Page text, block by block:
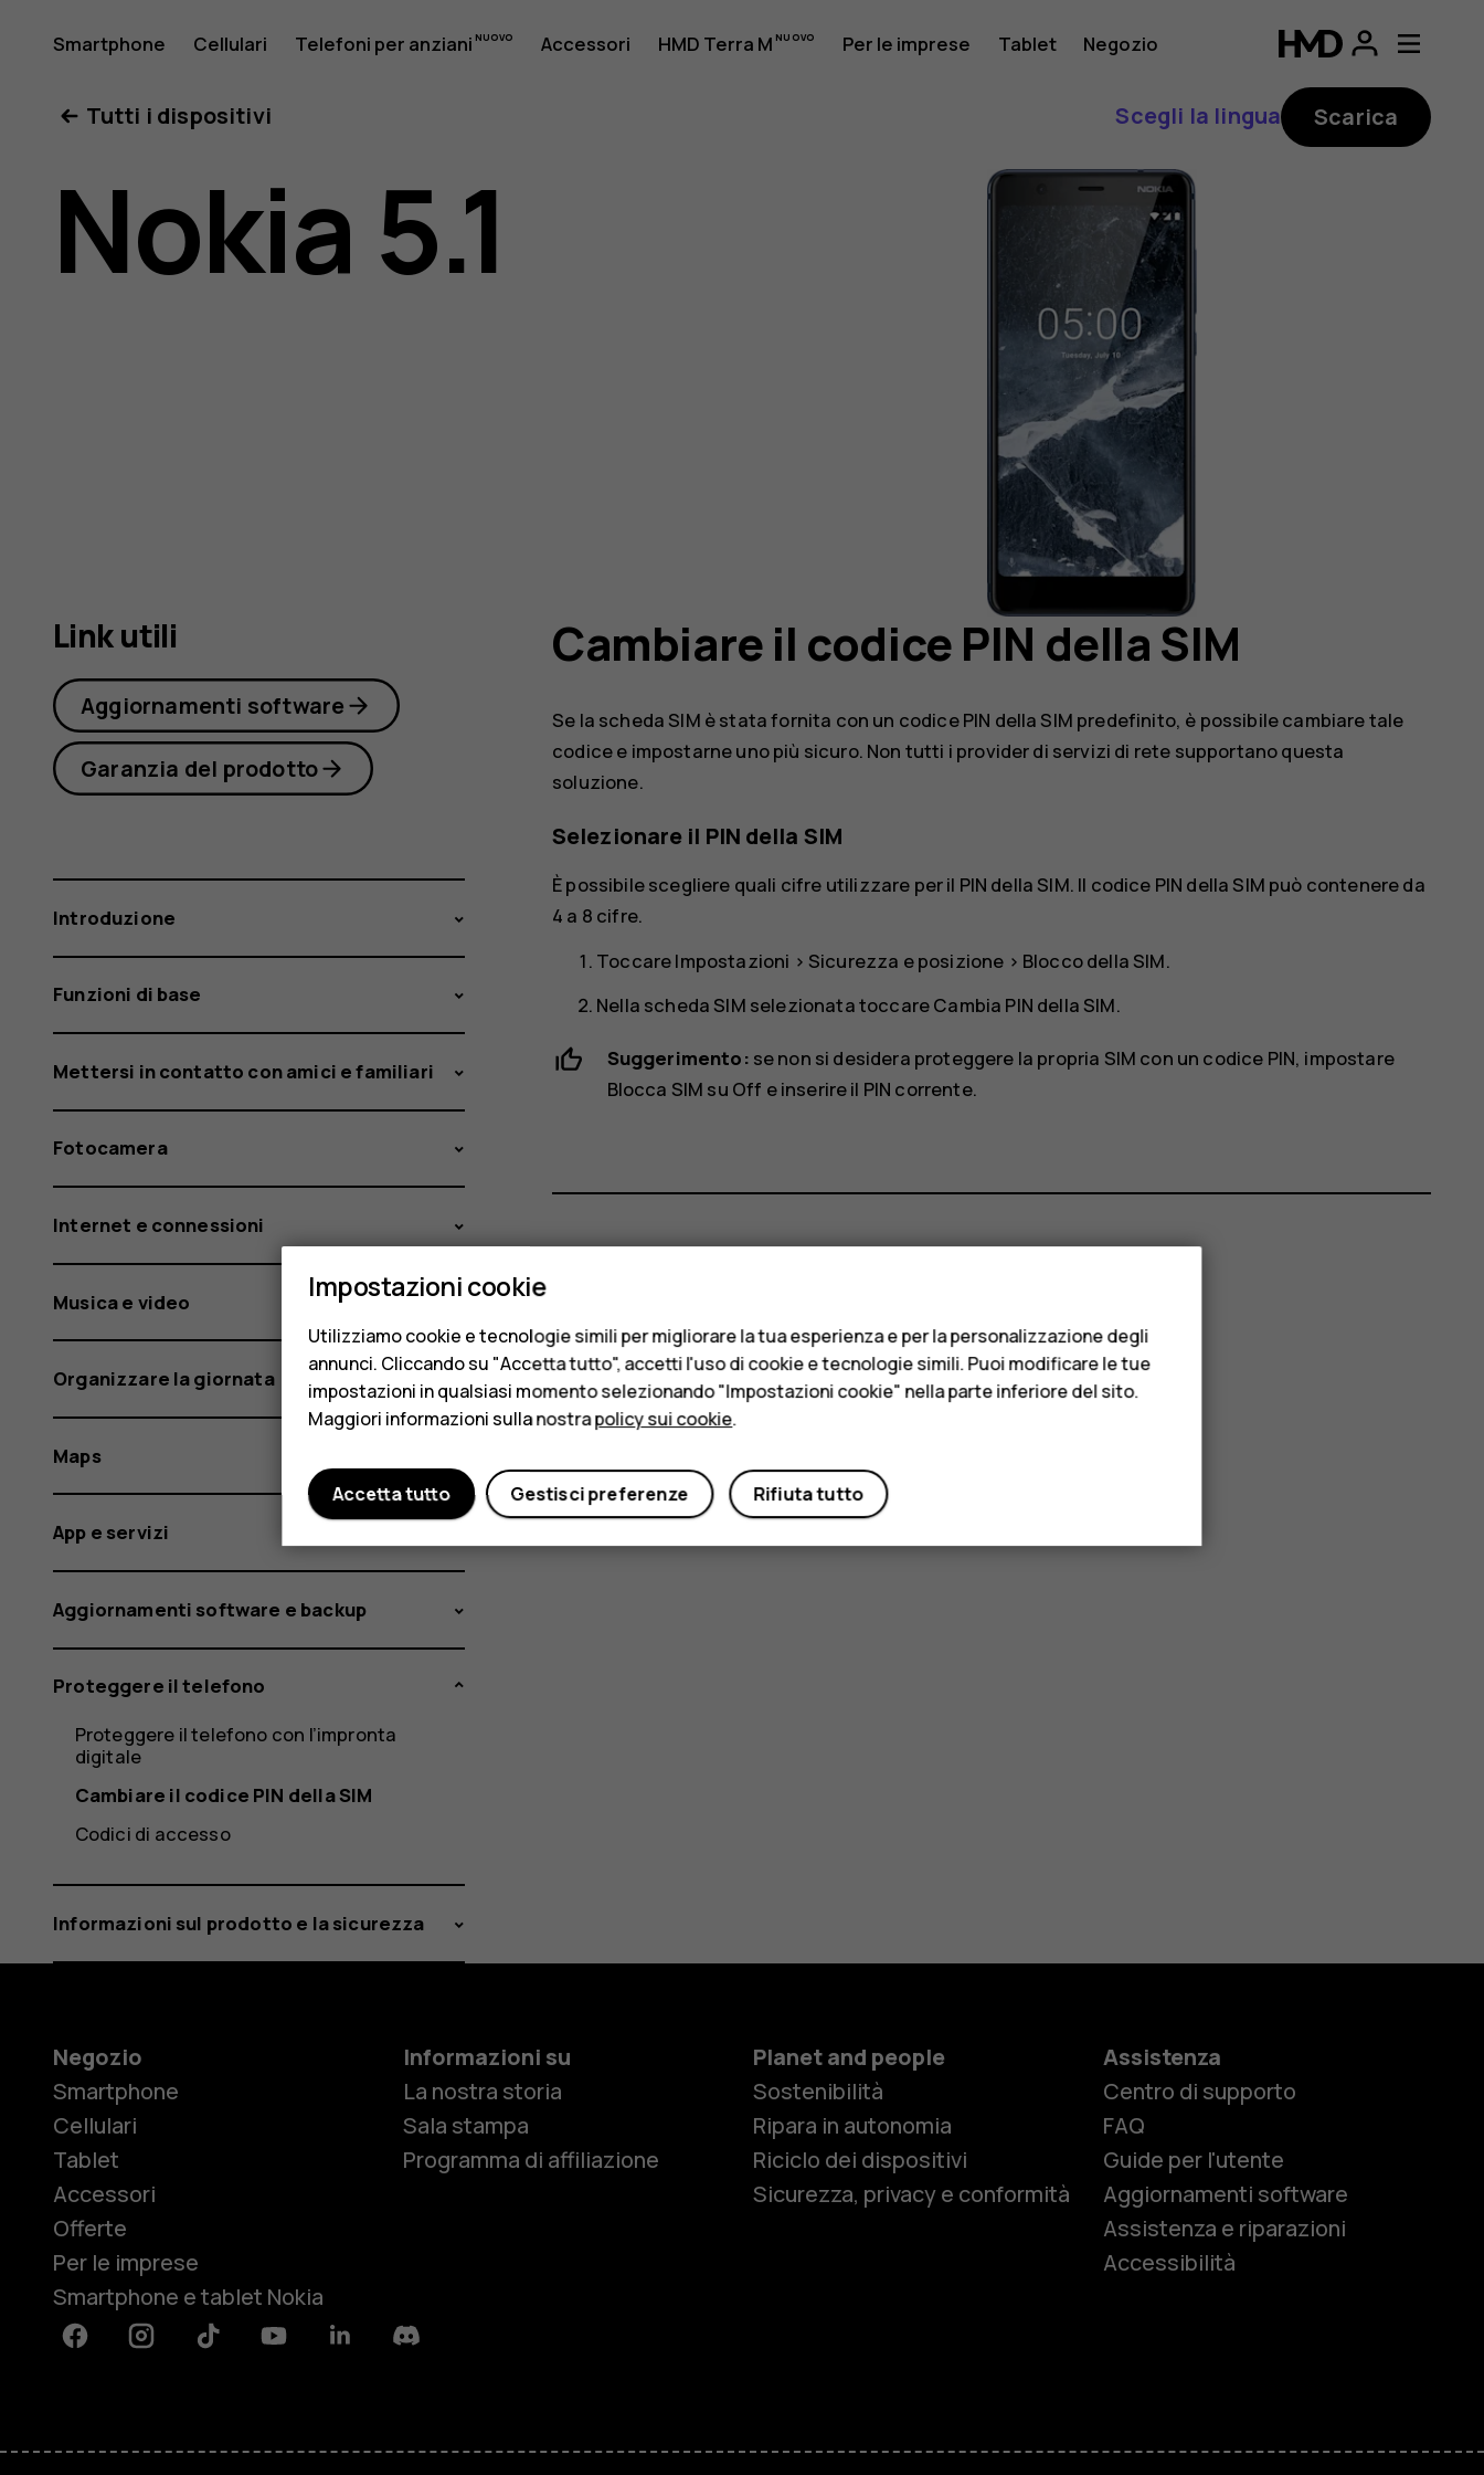
Manuale
d’uso
del
Smartphone Cellulari Telefoni per anziani Accessori HMD Terra M Per le imprese Tablet Negozio
Smartphone
Cellulari
Tutti i dispositivi
Scegli la lingua Scarica
Nokia 5.1
Cambiare il codice PIN della SIM
Se la scheda SIM è stata fornita con un codice PIN della SIM predefinito, è possibile cambiare tale
codice e impostarne uno più sicuro. Non tutti i provider di servizi di rete supportano questa
soluzione.
Selezionare il PIN della SIM
È possibile scegliere quali cifre utilizzare per il PIN della SIM. Il codice PIN della SIM può contenere da
4 a 8 cifre.
ToccareImpostazioni > Sicurezza e posizione > Blocco della SIM.
Nella scheda SIM selezionata toccareCambia PIN della SIM.
Suggerimento: se non si desidera proteggere la propria SIM con un codice PIN, impostare
Blocca SIM su Off e inserire il PIN corrente.
Sì No
Link utili
Aggiornamenti software
Garanzia del prodotto
Introduzione
Funzioni di base
Mettersi in contatto con amici e familiari
Fotocamera
Internet e connessioni
Musica e video
Organizzare la giornata
Maps
App e servizi
Aggiornamenti software e backup
Proteggere il telefono
Proteggere il telefono con l’impronta
digitale
Cambiare il codice PIN della SIM
Codici di accesso
Informazioni sul prodotto e la sicurezza
Negozio
Smartphone
Cellulari
Tablet
Accessori
Offerte
Per le imprese
Smartphone e tablet Nokia
Informazioni su
La nostra storia
Sala stampa
Programma di affiliazione
Planet and people
Sostenibilità
Ripara in autonomia
Riciclo dei dispositivi
Sicurezza, privacy e conformità
Assistenza
Centro di supporto
FAQ
Guide per l'utente
Aggiornamenti software
Assistenza e riparazioni
Accessibilità
FacebookInstagramTiktok YoutubeLinkedinDiscord
Impostazioni cookie
Utilizziamo cookie e tecnologie simili per migliorare la tua esperienza e per la personalizzazione degli
annunci. Cliccando su "Accetta tutto", accetti l'uso di cookie e tecnologie simili. Puoi modificare le tue
impostazioni in qualsiasi momento selezionando "Impostazioni cookie" nella parte inferiore del sito.
Maggiori informazioni sulla nostrapolicy sui cookie.
Rifiuta tutto
Gestisci preferenze
Accetta tutto